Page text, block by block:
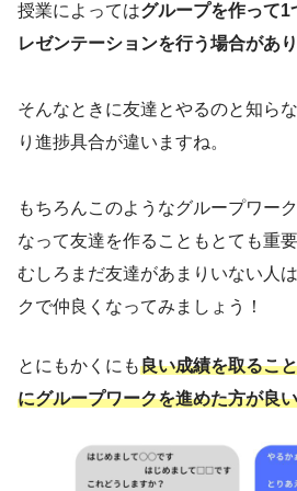
授業によってはグループを作って
レゼンテーションを行う場合があ
そんなときに友達とやるのと知ら
り進捗具合が違いますね。
もちろんこのようなグループワー
なって友達を作ることもとても重要
むしろまだ友達があまりいない人
クで仲良くなってみましょう！
とにもかくにも良い成績を取るこ
にグループワークを進めた方が良い